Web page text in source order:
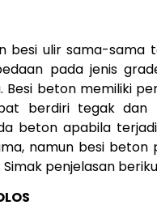
besi ulir sama-sama
pada jenis
Besi beton memiliki
berdiri tegak
beton apabila
namun besi
penjelasan